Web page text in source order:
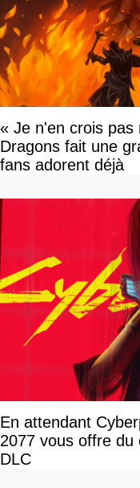
« Je n'en crois
Dragons fait une
fans adorent déjà
En attendant
2077 vous offre du
DLC